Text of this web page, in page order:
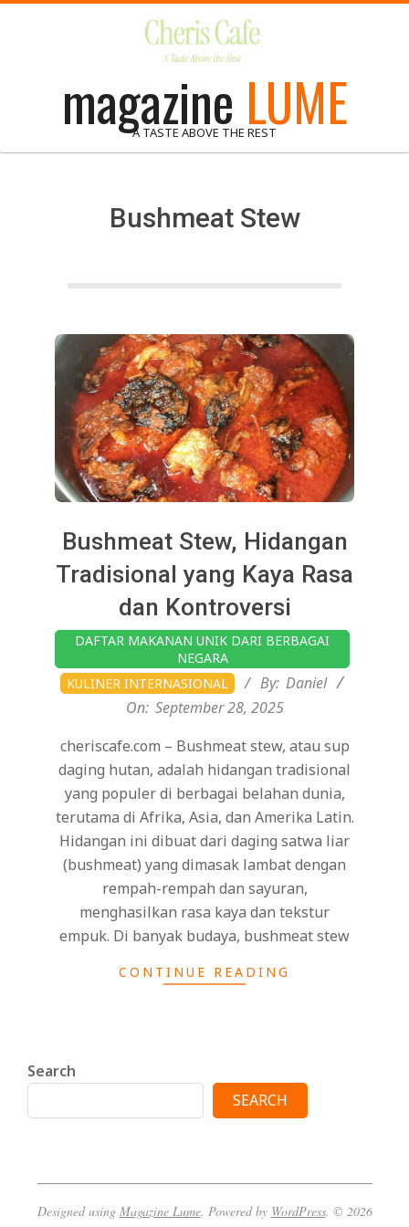
magazine LUME
A TASTE ABOVE THE REST
Bushmeat Stew
Bushmeat Stew, Hidangan
Tradisional yang Kaya Rasa
dan Kontroversi
2025-
28
DAFTAR MAKANAN UNIK DARI BERBAGAI
NEGARA
KULINER INTERNASIONAL
By: Daniel
On: September 28, 2025
cheriscafe.com – Bushmeat stew, atau sup
daging hutan, adalah hidangan tradisional
yang populer di berbagai belahan dunia,
terutama di Afrika, Asia, dan Amerika Latin.
Hidangan ini dibuat dari daging satwa liar
(bushmeat) yang dimasak lambat dengan
rempah-rempah dan sayuran,
menghasilkan rasa kaya dan tekstur
empuk. Di banyak budaya, bushmeat stew
CONTINUE READING
Search
SEARCH
Designed using Magazine Lume. Powered by WordPress. © 2026